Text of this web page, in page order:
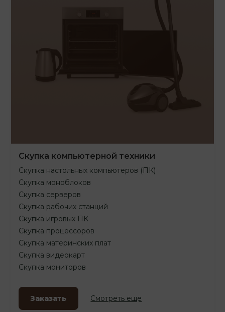
Скупка компьютерной техники
Скупка настольных компьютеров (ПК)
Скупка моноблоков
Скупка серверов
Скупка рабочих станций
Скупка игровых ПК
Скупка процессоров
Скупка материнских плат
Скупка видеокарт
Скупка мониторов
Заказать Смотреть еще